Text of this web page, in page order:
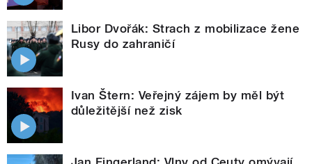
Libor Dvořák: Strach z mobilizace žene
Rusy do zahraničí
Ivan Štern: Veřejný zájem by měl být
důležitější než zisk